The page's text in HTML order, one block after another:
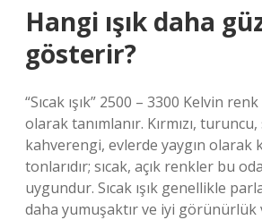
Hangi ışık daha
gösterir?
“Sıcak ışık” 2500 – 3300 Kelvin renk
olarak tanımlanır. Kırmızı, turuncu,
kahverengi, evlerde yaygın olarak
tonlarıdır; sıcak, açık renkler bu
uygundur. Sıcak ışık genellikle
daha yumuşaktır ve iyi görünürlük